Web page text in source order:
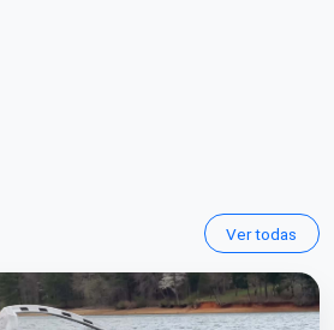
Ver todas